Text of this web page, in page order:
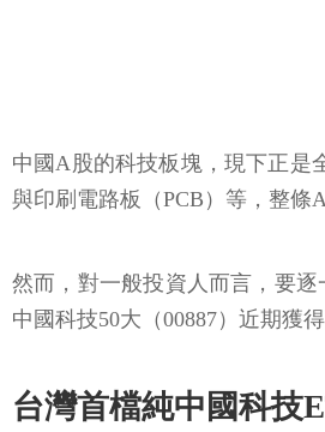
中國A股的科技板塊，現下正是
與印刷電路板（PCB）等，整條
然而，對一般投資人而言，要
中國科技50大（00887）近期獲
台灣首檔純中國科技